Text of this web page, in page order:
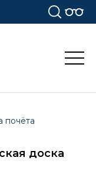
почёта
доска